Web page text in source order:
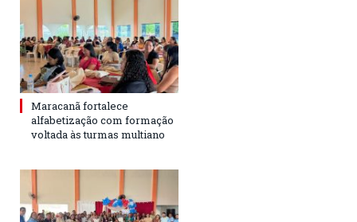
Maracanã fortalece
alfabetização com formação
voltada às turmas multiano